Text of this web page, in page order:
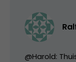
@Harold: